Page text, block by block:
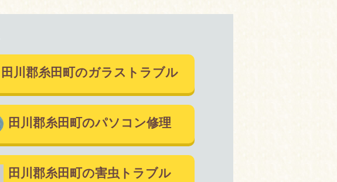
田川郡糸田町のガラストラブル
田川郡糸田町のパソコン修理
田川郡糸田町の害虫トラブル